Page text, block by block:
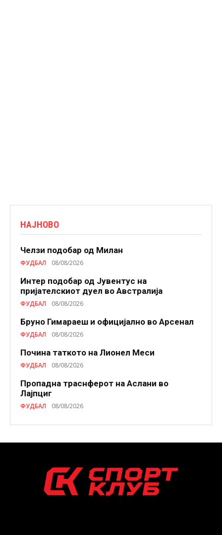
НАЈНОВО
Челзи подобaр од Милан
ФУДБАЛ 08/08/2026
Интер подобар од Јувентус на
пријателскиот дуел во Австралија
ФУДБАЛ 08/08/2026
Бруно Гимараеш и официјално во Арсенал
ФУДБАЛ 08/08/2026
Почина таткото на Лионел Меси
ФУДБАЛ 08/08/2026
Пропадна траснферот на Аслани во
Лајпциг
ФУДБАЛ 08/08/2026